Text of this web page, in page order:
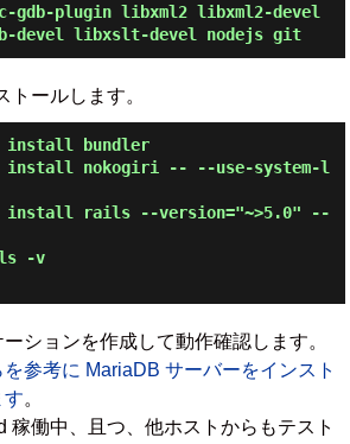
gdb-plugin libxml2 libxml2-devel
devel libxslt-devel nodejs git
トールします。
install bundler
install nokogiri -- --use-system-l
install rails --version="~>5.0" --
-v
ションを作成して動作確認します。
参考に MariaDB サーバーをインスト
す。
稼働中、且つ、他ホストからもテスト